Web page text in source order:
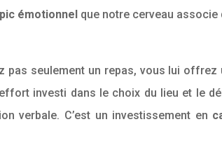
pic émotionnelque notre cerveau associe
pas seulement un repas, vous lui offrez
investi dans le choix du lieu et le
verbale. C’est un investissement en